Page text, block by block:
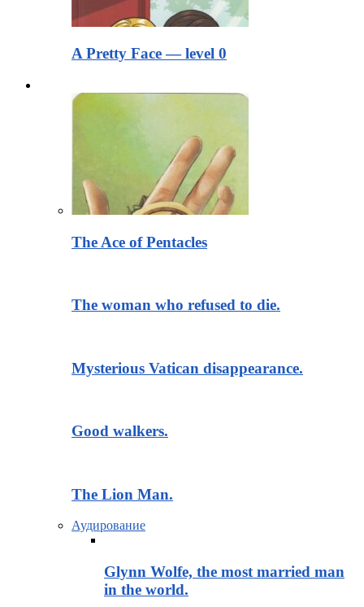
A Pretty Face — level 0
The Ace of Pentacles
The woman who refused to die.
Mysterious Vatican disappearance.
Good walkers.
The Lion Man.
Аудирование
Glynn Wolfe, the most married man
in the world.